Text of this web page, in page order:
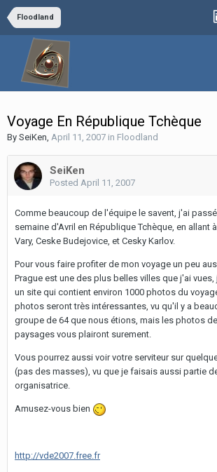
Floodland
Voyage En République Tchèque
By SeiKen, April 11, 2007 in Floodland
SeiKen
Posted April 11, 2007
Comme beaucoup de l'équipe le savent, j'ai
semaine d'Avril en République Tchèque, en allant
Vary, Ceske Budejovice, et Cesky Karlov.
Pour vous faire profiter de mon voyage un peu
Prague est une des plus belles villes que j'ai vues,
un site qui contient environ 1000 photos du
photos seront très intéressantes, vu qu'il y a
groupe de 64 que nous étions, mais les photos
paysages vous plairont surement.
Vous pourrez aussi voir votre serviteur sur
(pas des masses), vu que je faisais aussi partie
organisatrice.
Amusez-vous bien
http://vde2007.free.fr